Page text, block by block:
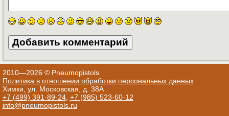
2010—2026 © Pneumopistols
Политика в отношении обработки персональных данных
Химки, ул. Московская, д. 38А
+7 (499) 391-89-24, +7 (985) 523-60-12
info@pneumopistols.ru